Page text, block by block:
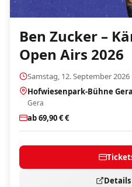
Ben Zucker –
Open Airs 2026
Samstag, 12. September 2026
Hofwiesenpark-Bühne Gera
Gera
ab 69,90 € €